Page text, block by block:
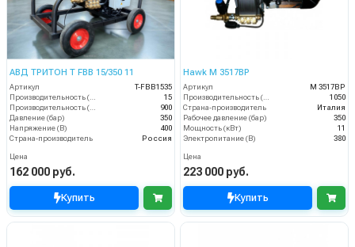
АВД ТРИТОН T FBB 15/350 11
Артикул
T-FBB1535
15
900
Давление (бар)
350
Напряжение (В)
400
Страна-производитель
Россия
Цена
162 000 руб.
Купить
Hawk M 3517BP
Артикул
M 3517BP
1050
Страна-производитель
Италия
Рабочее давление (бар)
350
Мощность (кВт)
11
Электропитание (В)
380
Цена
223 000 руб.
Купить